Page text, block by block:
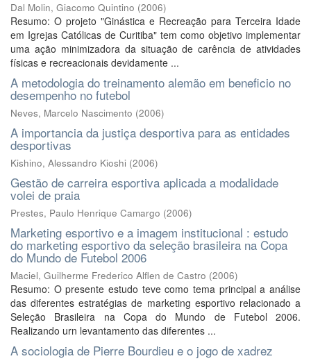
Dal Molin, Giacomo Quintino (2006)
Resumo: O projeto "Ginástica e Recreação para Terceira Idade
em Igrejas Católicas de Curitiba" tem como objetivo implementar
uma ação minimizadora da situação de carência de atividades
físicas e recreacionais devidamente ...
A metodologia do treinamento alemão em beneficio no
desempenho no futebol
Neves, Marcelo Nascimento (2006)
A importancia da justiça desportiva para as entidades
desportivas
Kishino, Alessandro Kioshi (2006)
Gestão de carreira esportiva aplicada a modalidade
volei de praia
Prestes, Paulo Henrique Camargo (2006)
Marketing esportivo e a imagem institucional : estudo
do marketing esportivo da seleção brasileira na Copa
do Mundo de Futebol 2006
Maciel, Guilherme Frederico Alflen de Castro (2006)
Resumo: O presente estudo teve como tema principal a análise
das diferentes estratégias de marketing esportivo relacionado a
Seleção Brasileira na Copa do Mundo de Futebol 2006.
Realizando urn levantamento das diferentes ...
A sociologia de Pierre Bourdieu e o jogo de xadrez